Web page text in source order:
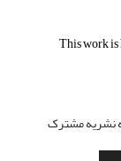
This work is
نشریه مشترک